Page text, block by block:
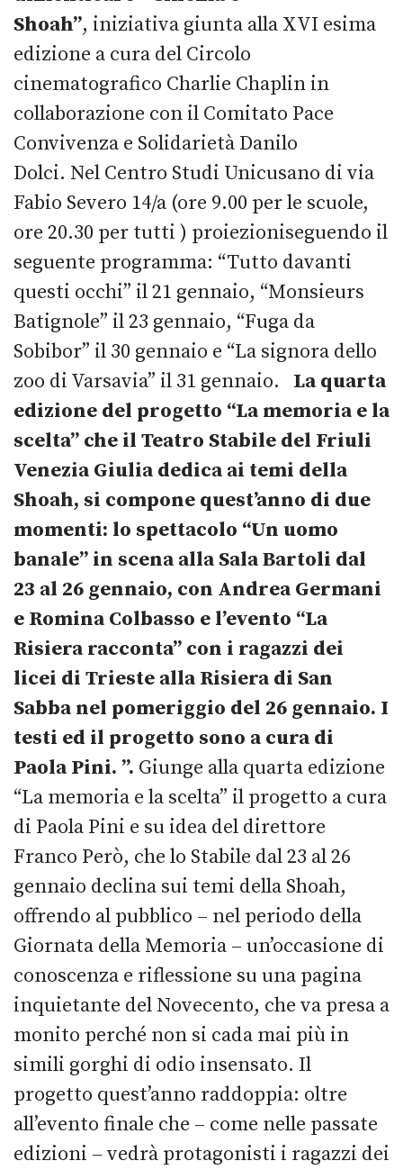
Shoah”, iniziativa giunta alla XVI esima
edizione a cura del Circolo
cinematografico Charlie Chaplin in
collaborazione con il Comitato Pace
Convivenza e Solidarietà Danilo
Dolci. Nel Centro Studi Unicusano di via
Fabio Severo 14/a (ore 9.00 per le scuole,
ore 20.30 per tutti ) proiezioniseguendo il
seguente programma: “Tutto davanti
questi occhi” il 21 gennaio, “Monsieurs
Batignole” il 23 gennaio, “Fuga da
Sobibor” il 30 gennaio e “La signora dello
zoo di Varsavia” il 31 gennaio.
La quarta
edizione del progetto “La memoria e la
scelta” che il Teatro Stabile del Friuli
Venezia Giulia dedica ai temi della
Shoah, si compone quest’anno di due
momenti: lo spettacolo “Un uomo
banale” in scena alla Sala Bartoli dal
23 al 26 gennaio, con Andrea Germani
e Romina Colbasso e l’evento “La
Risiera racconta” con i ragazzi dei
licei di Trieste alla Risiera di San
Sabba nel pomeriggio del 26 gennaio. I
testi ed il progetto sono a cura di
Paola Pini. ”. Giunge alla quarta edizione
“La memoria e la scelta” il progetto a cura
di Paola Pini e su idea del direttore
Franco Però, che lo Stabile dal 23 al 26
gennaio declina sui temi della Shoah,
offrendo al pubblico – nel periodo della
Giornata della Memoria – un’occasione di
conoscenza e riflessione su una pagina
inquietante del Novecento, che va presa a
monito perché non si cada mai più in
simili gorghi di odio insensato. Il
progetto quest’anno raddoppia: oltre
all’evento finale che – come nelle passate
edizioni – vedrà protagonisti i ragazzi dei